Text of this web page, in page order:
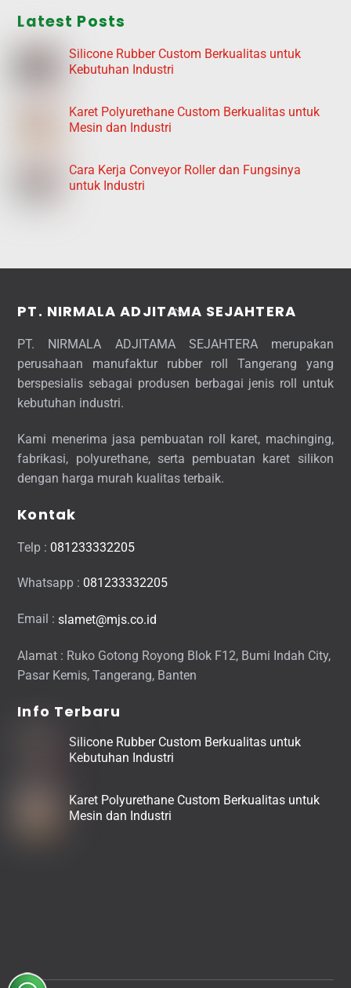
Latest Posts
Silicone Rubber Custom Berkualitas untuk
Kebutuhan Industri
Karet Polyurethane Custom Berkualitas untuk
Mesin dan Industri
Cara Kerja Conveyor Roller dan Fungsinya
untuk Industri
Back
Top
PT. NIRMALA ADJITAMA SEJAHTERA
PT. NIRMALA ADJITAMA SEJAHTERA merupakan
perusahaan manufaktur rubber roll Tangerang yang
berspesialis sebagai produsen berbagai jenis roll untuk
kebutuhan industri.
Kami menerima jasa pembuatan roll karet, machinging,
fabrikasi, polyurethane, serta pembuatan karet silikon
dengan harga murah kualitas terbaik.
Kontak
Telp : 081233332205
Whatsapp : 081233332205
Email :slamet@mjs.co.id
Alamat : Ruko Gotong Royong Blok F12, Bumi Indah City,
Pasar Kemis, Tangerang, Banten
Info Terbaru
Silicone Rubber Custom Berkualitas untuk
Kebutuhan Industri
Karet Polyurethane Custom Berkualitas untuk
Mesin dan Industri